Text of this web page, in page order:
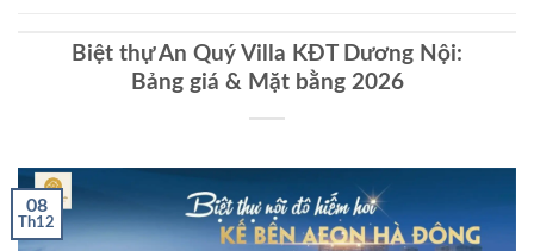
Biệt thự An Quý Villa KĐT Dương Nội:
Bảng giá & Mặt bằng 2026
08
Th12